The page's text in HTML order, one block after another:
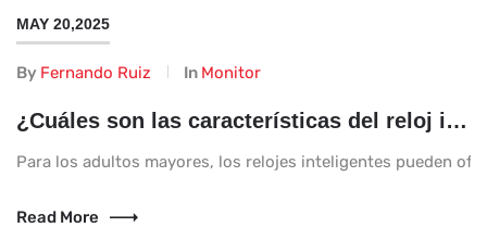
MAY 20,2025
By Fernando Ruiz In Monitor
¿Cuáles son las características del reloj inteligente que realmente importan para los adultos mayores?
Para los adultos mayores, los relojes inteligentes pueden
Read More